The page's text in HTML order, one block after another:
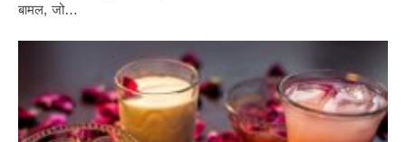
बामल, जो…